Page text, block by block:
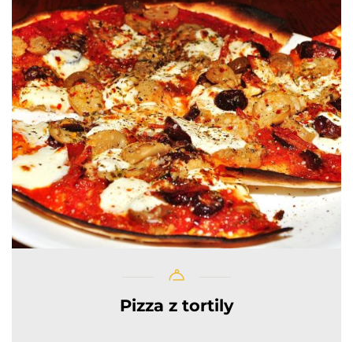
Pizza z tortily